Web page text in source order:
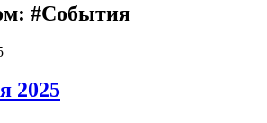
#События
2025